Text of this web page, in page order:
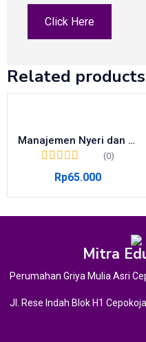
Click Here
Related products
Manajemen Nyeri dan Asuhan Keperawatan pada Nyeri Akut serta Nyeri Kronis
(0)
Rp65.000
Mitra
Perumahan Griya Mulia Asri
Jl. Rese Indah Blok H1